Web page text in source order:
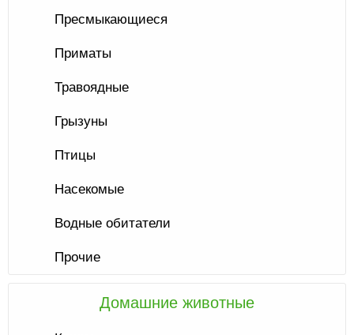
Пресмыкающиеся
Приматы
Травоядные
Грызуны
Птицы
Насекомые
Водные обитатели
Прочие
Домашние животные